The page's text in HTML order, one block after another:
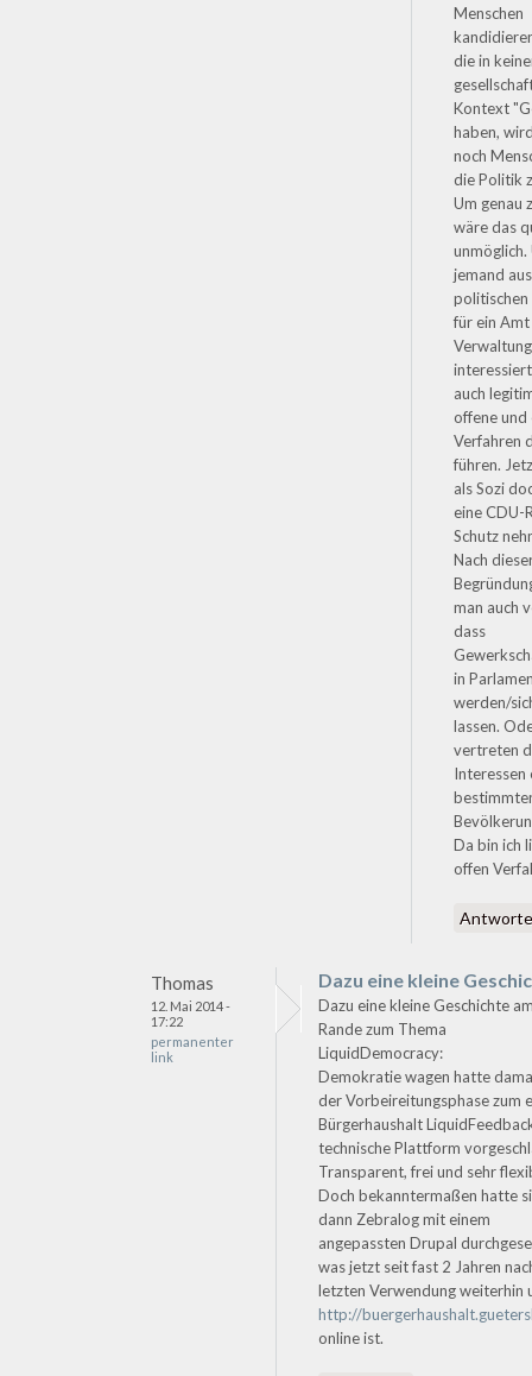
Menschen
die in
Kontext
haben,
noch
die Politik
Um genau
wäre das
unmöglich.
jemand
politischen
für ein
Verwaltung
auch
offene und
Verfahren
führen.
als Sozi
eine CDU-
Schutz
Nach
man auch
dass
in
werden/
lassen.
vertreten
Interessen
Da bin ich
offen
Thomas
12. Mai 2014 -
17:22
permanenter
link
Dazu eine kleine
Dazu eine kleine Geschichte
Rande zum Thema
LiquidDemocracy:
Demokratie wagen hatte
der Vorbeireitungsphase zum
Bürgerhaushalt
technische Plattform
Transparent, frei und sehr
Doch bekanntermaßen hatte
dann Zebralog mit einem
angepassten Drupal
was jetzt seit fast 2 Jahren
letzten Verwendung weiterhin
http://
online ist.